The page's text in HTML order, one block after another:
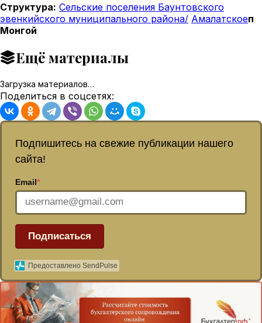
Структура: Сельские поселения Баунтовского
эвенкийского муниципального района/ Амалатскоеп
Монгой
Ещё материалы
Загрузка материалов…
Поделиться в соцсетях:
Подпишитесь на свежие публикации нашего
сайта!
Email*
Подписаться
Предоставлено SendPulse